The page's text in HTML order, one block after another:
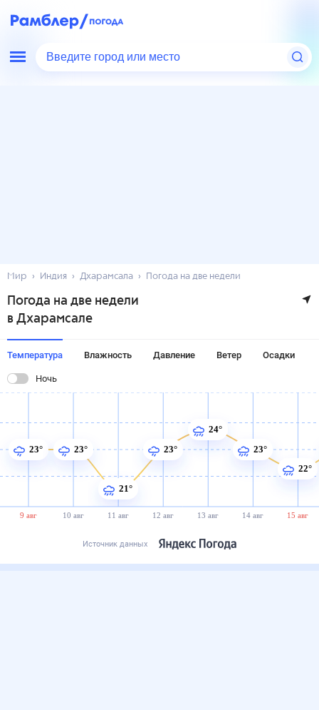
Введите город или место
Мир Индия Дхарамсала Погода на две недели
Погода на две недели
в Дхарамсале
Температура Влажность Давление Ветер Осадки
Ночь
9 авг 10 авг 11 авг 12 авг 13 авг 14 авг 15 авг
23° 23°
21°
23°
24°
23°
22°
Источник данных